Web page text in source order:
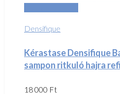
Densifique
Kérastase Densifique
sampon ritkuló hajra
18 000 Ft